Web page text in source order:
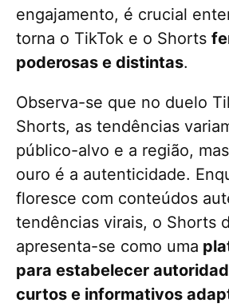
engajamento, é crucial
torna o TikTok e o Shorts
poderosas e distintas.
Observa-se que no duelo
Shorts, as tendências
público-alvo e a região,
ouro é a autenticidade.
floresce com conteúdos
tendências virais, o Shorts
apresenta-se como uma
para estabelecer
curtos e informativos